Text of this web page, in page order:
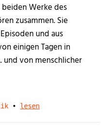
beiden Werke des
zusammen. Sie
und aus
einigen Tagen in
und von menschlicher
• lesen